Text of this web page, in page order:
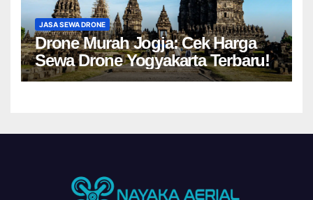
JASA SEWA DRONE
Drone Murah Jogja: Cek Harga
Sewa Drone Yogyakarta Terbaru!